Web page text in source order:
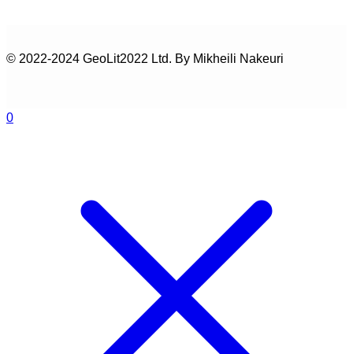
© 2022-2024 GeoLit2022 Ltd. By Mikheili Nakeuri
0